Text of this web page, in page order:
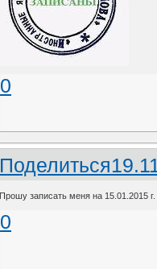
0
Поделиться
Прошу записать меня на 15.01.2015
0